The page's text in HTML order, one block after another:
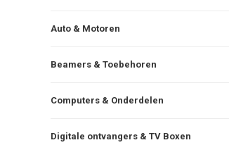
Auto & Motoren
Beamers & Toebehoren
Computers & Onderdelen
Digitale ontvangers & TV Boxen